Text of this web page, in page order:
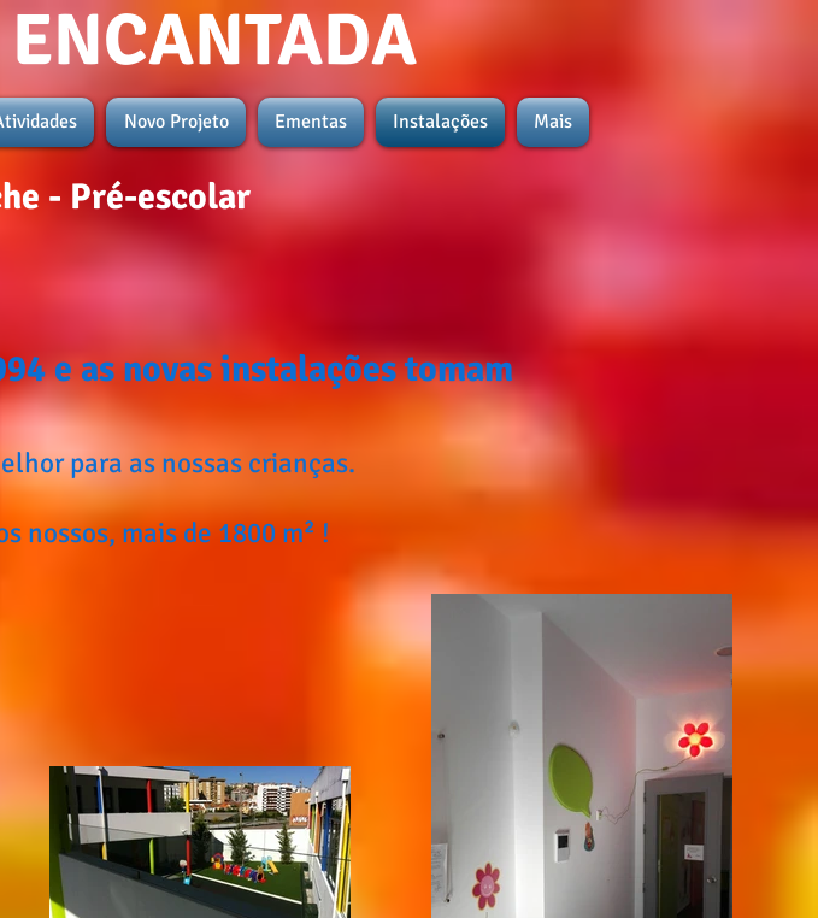
- Pré-escolar
Novo Projeto Ementas Instalações Mais
e as novas instalações tomam
para as nossas crianças.
mais de 1800 m² !